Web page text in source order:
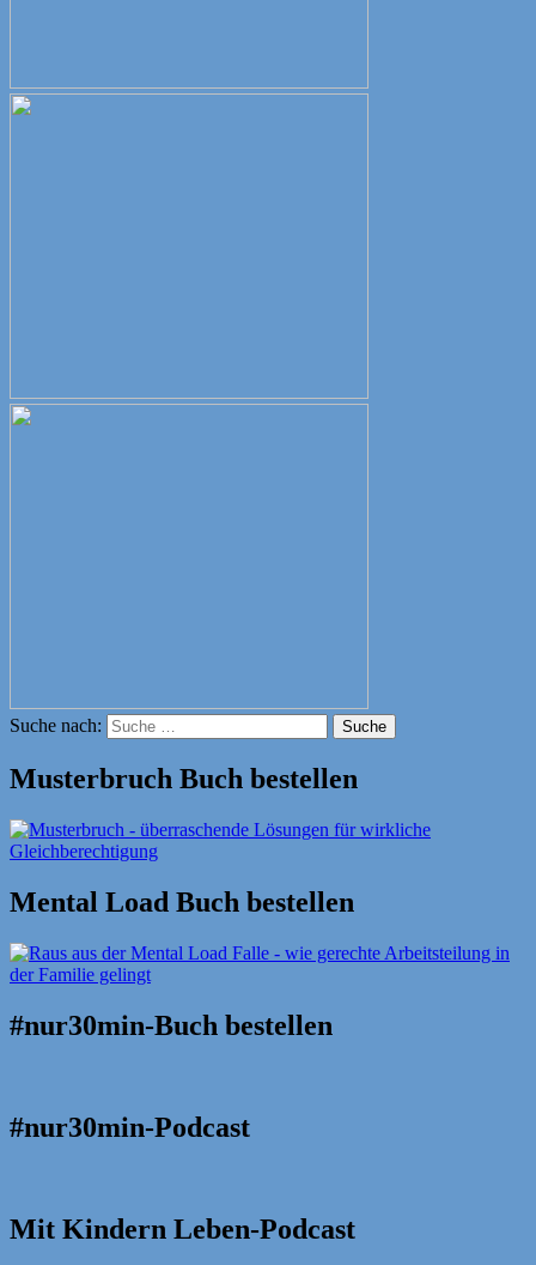
Suche nach: Suche
Musterbruch Buch bestellen
Mental Load Buch bestellen
#nur30min-Buch bestellen
#nur30min-Podcast
Mit Kindern Leben-Podcast